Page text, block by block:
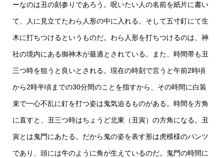
ーなのは丑の刻参りであろう。呪いたい人の名前を紙片に書い
て、人に見立てたわら人形の中に入れる。そして五寸釘にて生
木に打ちつけるというものだ。わら人形を打ちつけるのは、神
社の境内にある御神木が最適とされている。また、時間帯も丑
三つ時を狙うと良いとされる。現在の時刻で言うと午前2時頃
から2時半頃までの30分間のことを指すから、その時間に白装
束で一心不乱に釘を打つ姿は鬼気迫るものがある。時間を方角
に直すと、丑三つ時はちょうど北東（丑寅）の方角になる。丑
寅とは鬼門にあたる。だから鬼の姿を表す形は虎模様のパンツ
であり、頭には牛のように角が生えているのだ。鬼門の時間に